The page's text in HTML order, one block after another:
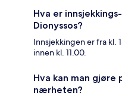
Hva er
Dionyssos?
Innsjekkingen er fra kl.
innen kl. 11.00.
Hva kan man gjøre
nærheten?